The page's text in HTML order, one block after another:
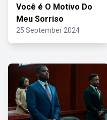
Você é O Motivo Do
Meu Sorriso
25 September 2024